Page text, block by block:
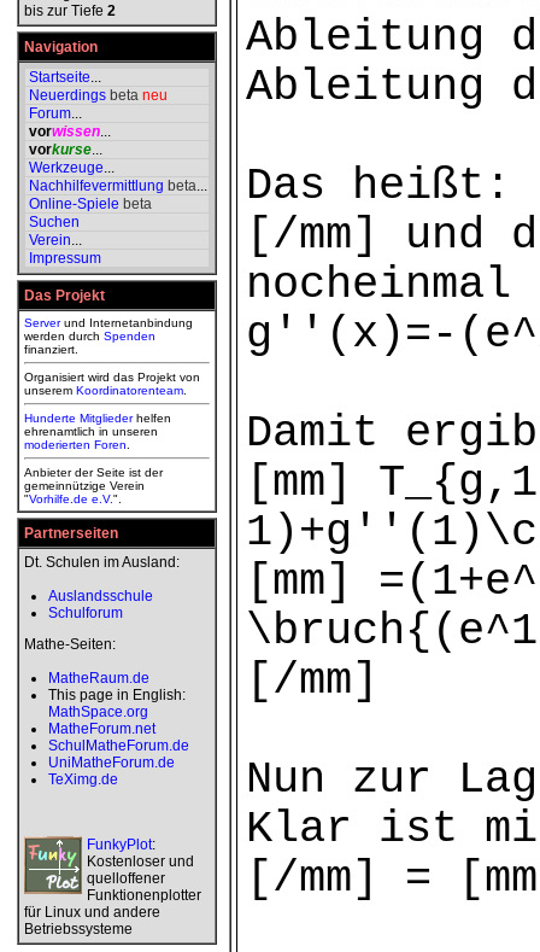
bis zur Tiefe 2
Navigation
Startseite...
Neuerdings beta neu
Forum...
vorwissen...
vorkurse...
Werkzeuge...
Nachhilfevermittlung beta...
Online-Spiele beta
Suchen
Verein...
Impressum
Das Projekt
Serverund Internetanbindung
werden durch Spenden
finanziert.
Organisiert wird das Projekt von
unserem Koordinatorenteam
Hunderte Mitgliederhelfen
ehrenamtlich in unseren
moderierten Foren
Anbieter der Seite ist der
gemeinnützige Verein
"Vorhilfe.de e.V.".
Partnerseiten
Dt. Schulen im Ausland:
Auslandsschule
Schulforum
Mathe-Seiten:
MatheRaum.de
This page in English:
MathSpace.org
MatheForum.net
SchulMatheForum.de
UniMatheForum.de
TeXimg.de
FunkyPlot:
Kostenloser und
quelloffener
Funktionenplotter
für Linux und andere
Betriebssysteme
Ableitung
Ableitung
Das heißt:
[/mm]
g''(x)=-
Damit
[mm]
[mm]
[/mm]
Nun zur
Klar ist
[/mm] =